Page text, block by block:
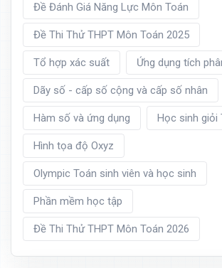
Đề Đánh Giá Năng Lực Môn Toán
Đề Thi Thử THPT Môn Toán 2025
Tổ hợp xác suất Ứng dụng tích
Dãy số - cấp số cộng và cấp số nhân
Hàm số và ứng dụng Học sinh giỏi
Hình tọa độ Oxyz
Olympic Toán sinh viên và học sinh
Phần mềm học tập
Đề Thi Thử THPT Môn Toán 2026